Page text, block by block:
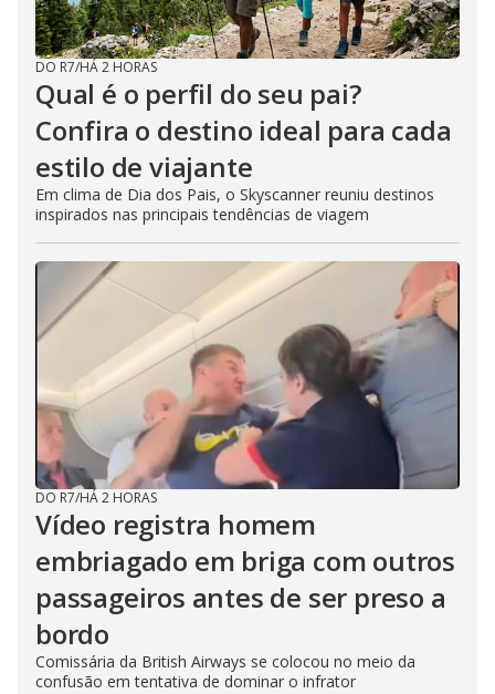
DO R7/HÁ 2 HORAS
Qual é o perfil do seu pai?
Confira o destino ideal para cada
estilo de viajante
Em clima de Dia dos Pais, o Skyscanner reuniu destinos
inspirados nas principais tendências de viagem
DO R7/HÁ 2 HORAS
Vídeo registra homem
embriagado em briga com outros
passageiros antes de ser preso a
bordo
Comissária da British Airways se colocou no meio da
confusão em tentativa de dominar o infrator